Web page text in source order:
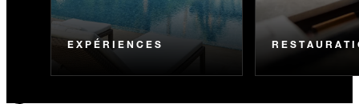
EXPÉRIENCES